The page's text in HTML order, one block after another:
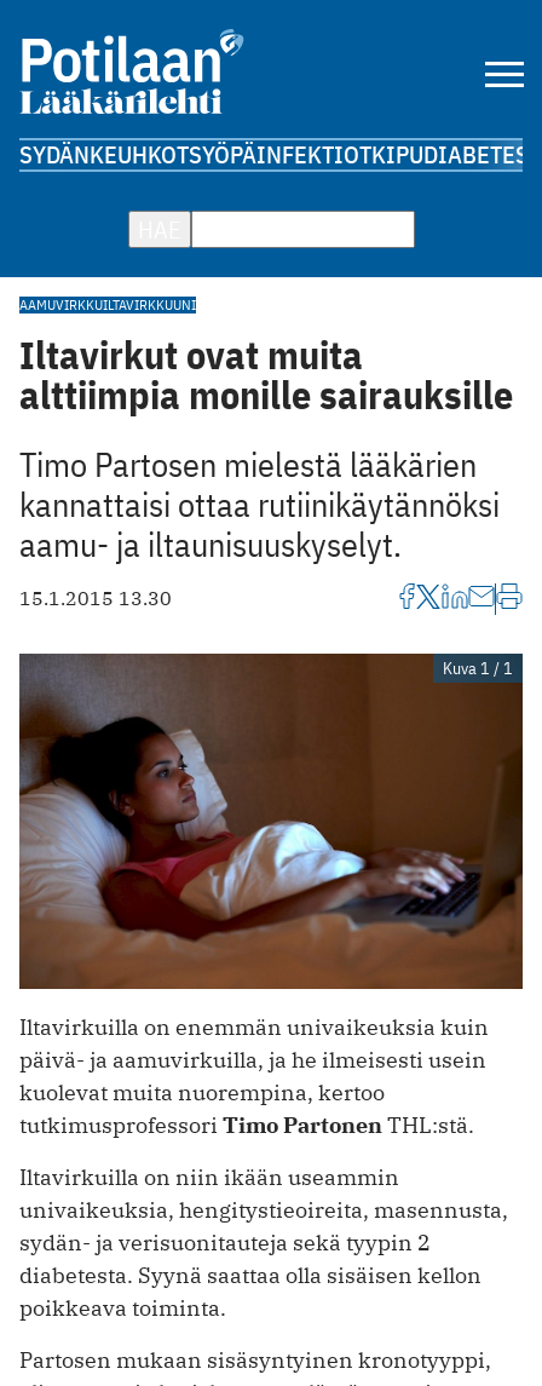
SYDÄNKEUHKOTSYÖPÄINFEKTIOTKIPUDIABETES
AAMUVIRKKUILTAVIRKKUUNI
Iltavirkut ovat muita
alttiimpia monille sairauksille
Timo Partosen mielestä lääkärien
kannattaisi ottaa rutiinikäytännöksi
aamu- ja iltaunisuuskyselyt.
15.1.2015 13.30
Kuva 1 / 1
Iltavirkuilla on enemmän univaikeuksia kuin
päivä- ja aamuvirkuilla, ja he ilmeisesti usein
kuolevat muita nuorempina, kertoo
tutkimusprofessori Timo PartonenTHL:stä.
Iltavirkuilla on niin ikään useammin
univaikeuksia, hengitystieoireita, masennusta,
sydän- ja verisuonitauteja sekä tyypin 2
diabetesta. Syynä saattaa olla sisäisen kellon
poikkeava toiminta.
Partosen mukaan sisäsyntyinen kronotyyppi,